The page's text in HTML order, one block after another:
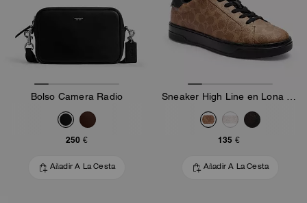
Bolso Camera Radio
250 €
Añadir A La Cesta
Sneaker High Line en Lona Signature
135 €
Añadir A La Cesta